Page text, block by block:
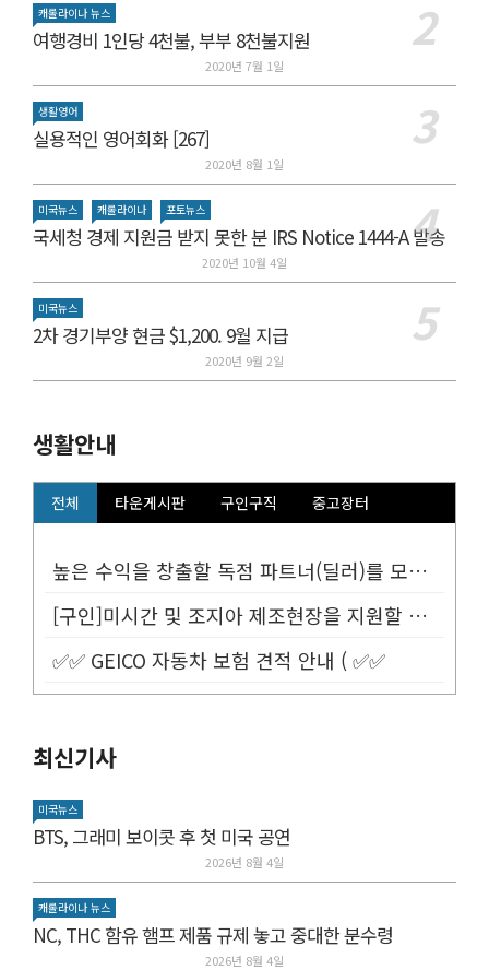
캐롤라이나 뉴스
여행경비 1인당 4천불, 부부 8천불지원
2020년 7월 1일
생활영어
실용적인 영어회화 [267]
2020년 8월 1일
미국뉴스 캐롤라이나 포토뉴스
국세청 경제 지원금 받지 못한 분 IRS Notice 1444-A 발송
2020년 10월 4일
미국뉴스
2차 경기부양 현금 $1,200. 9월 지급
2020년 9월 2일
생활안내
전체 타운게시판 구인구직 중고장터
높은 수익을 창출할 독점 파트너(딜러)를 모십니다.
[구인]미시간 및 조지아 제조현장을 지원할 Customer Service...
✅✅ GEICO 자동차 보험 견적 안내 ( ✅✅
최신기사
미국뉴스
BTS, 그래미 보이콧 후 첫 미국 공연
2026년 8월 4일
캐롤라이나 뉴스
NC, THC 함유 햄프 제품 규제 놓고 중대한 분수령
2026년 8월 4일